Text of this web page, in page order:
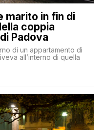
marito in fin di
coppia
Padova
di un appartamento di
all’interno di quella